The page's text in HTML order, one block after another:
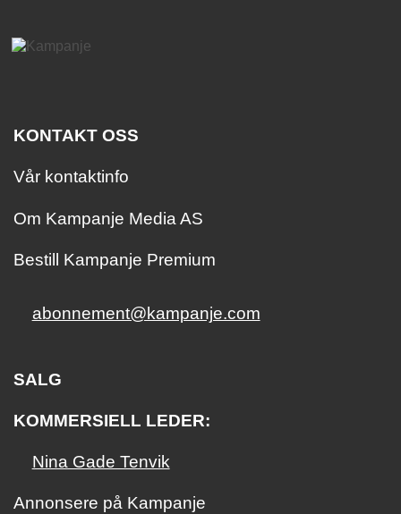
KONTAKT OSS
Vår kontaktinfo
Om Kampanje Media AS
Bestill Kampanje Premium
abonnement@kampanje.com
SALG
KOMMERSIELL LEDER:
Nina Gade Tenvik
Annonsere på Kampanje